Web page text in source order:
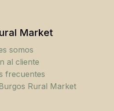
To ShopMarket
somos
al cliente
frecuentes
Rural Market